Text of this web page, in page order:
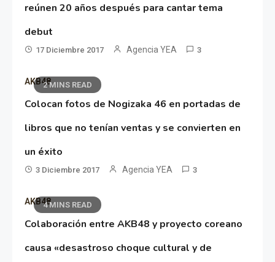
reúnen 20 años después para cantar tema
debut
17 Diciembre 2017 Agencia YEA 3
2 MINS READ
AKB48
Colocan fotos de Nogizaka 46 en portadas de
libros que no tenían ventas y se convierten en
un éxito
3 Diciembre 2017 Agencia YEA 3
4 MINS READ
AKB48
Colaboración entre AKB48 y proyecto coreano
causa «desastroso choque cultural y de